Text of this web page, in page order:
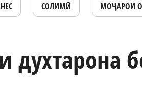
СОЛИМӢ МОҶАРОИ